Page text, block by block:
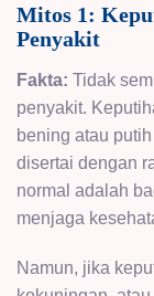
Mitos 1:
Penyakit
Fakta: Tidak
penyakit.
bening atau
disertai dengan
normal adalah
menjaga
Namun, jika